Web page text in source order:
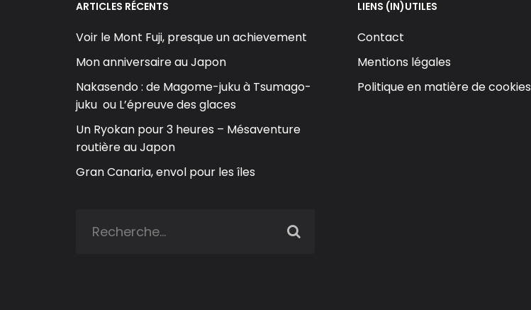
ARTICLES RÉCENTS
Voir le Mont Fuji, presque un achievement
Mon anniversaire au Japon
Nakasendo : de Magome-juku à Tsumago-
juku ou L’épreuve des glaces
Un Ryokan pour 3 heures – Mésaventure
routière au Japon
Gran Canaria, envol pour les îles
LIENS (IN)UTILES
Contact
Mentions légales
Politique en matière de cookies